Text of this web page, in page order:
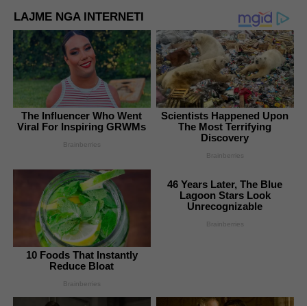
LAJME NGA INTERNETI
The Influencer Who Went
Viral For Inspiring GRWMs
Brainberries
Scientists Happened Upon
The Most Terrifying
Discovery
Brainberries
10 Foods That Instantly
Reduce Bloat
Brainberries
46 Years Later, The Blue
Lagoon Stars Look
Unrecognizable
Brainberries